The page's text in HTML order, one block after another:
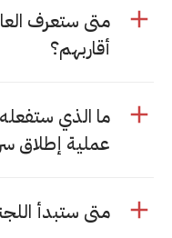
متى ستعرف
أقاربهم؟
ما الذي
عملية إطلاق
متى ستبدأ